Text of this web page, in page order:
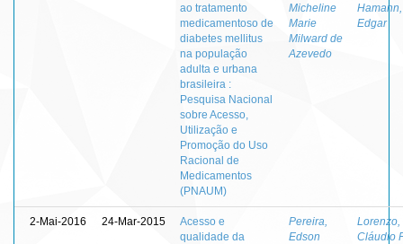
ao tratamento
medicamentoso de
diabetes mellitus
na população
adulta e urbana
brasileira :
Pesquisa Nacional
sobre Acesso,
Utilização e
Promoção do Uso
Racional de
Medicamentos
(PNAUM)
Micheline
Marie
Milward de
Azevedo
Hamann,
Edgar
2-Mai-2016 24-Mar-2015
Acesso e
qualidade da
Pereira,
Edson
Lorenzo,
Cláudio